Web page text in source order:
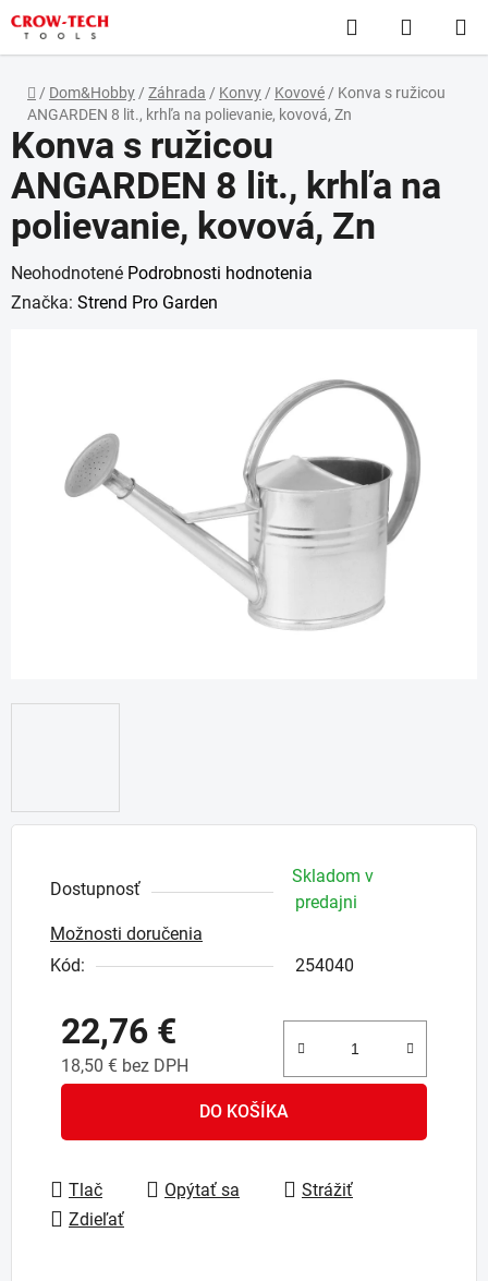
Prejsť
na
obsah
Hľadať
KOŠÍK
Domov
/ Dom&Hobby / Záhrada / Konvy / Kovové / Konva s ružicou
ANGARDEN 8 lit., krhľa na polievanie, kovová, Zn
Dostupnosť
Skladom v
predajni
Možnosti doručenia
Kód:
254040
22,76 €
18,50 € bez DPH
DO KOŠÍKA
Tlač Opýtať sa
Strážiť
Zdieľať
Konva s ružicou
ANGARDEN 8 lit., krhľa na
polievanie, kovová, Zn
Priemerné
hodnotenie
hviezdičiek.
Neohodnotené Podrobnosti hodnotenia
Značka: Strend Pro Garden